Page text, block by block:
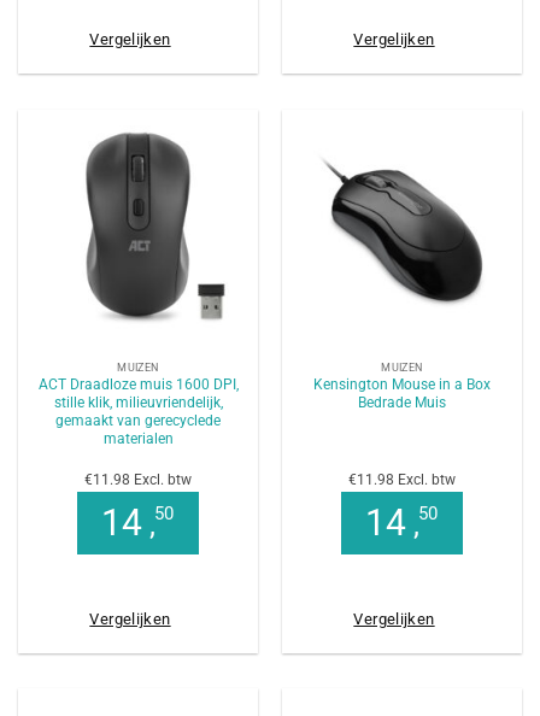
Vergelijken Vergelijken
MUIZEN
ACT Draadloze muis 1600 DPI,
stille klik, milieuvriendelijk,
gemaakt van gerecyclede
materialen
€11.98 Excl. btw
14 ,50
Vergelijken
MUIZEN
Kensington Mouse in a Box
Bedrade Muis
€11.98 Excl. btw
14 ,50
Vergelijken